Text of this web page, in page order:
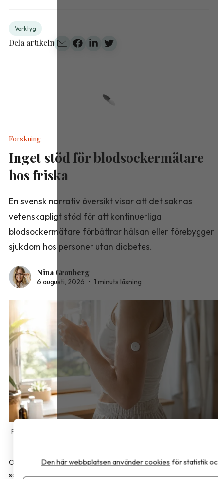
Verktyg
Dela artikeln
Forskning
Inget stöd för blodsockermätare
hos friska
En svensk narrativ översikt visar att det saknas
vetenskapligt stöd för att kontinuerliga
blodsockermätare förbättrar hälsan eller förebygger
sjukdom hos personer utan diabetes.
Nina Granberg
6 augusti, 2026 • 1 minuts läsning
Översikten som har publicerats iJAMA Internal Medicine
sammanfattar det aktuella vetenskapliga kunskapsläget om
Den här webbplatsen använder cookies för statistik